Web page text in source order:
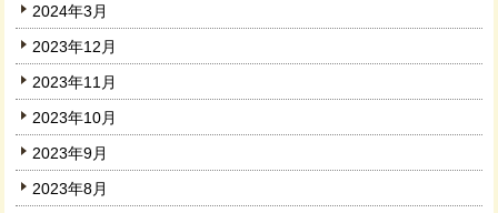
2024年3月
2023年12月
2023年11月
2023年10月
2023年9月
2023年8月